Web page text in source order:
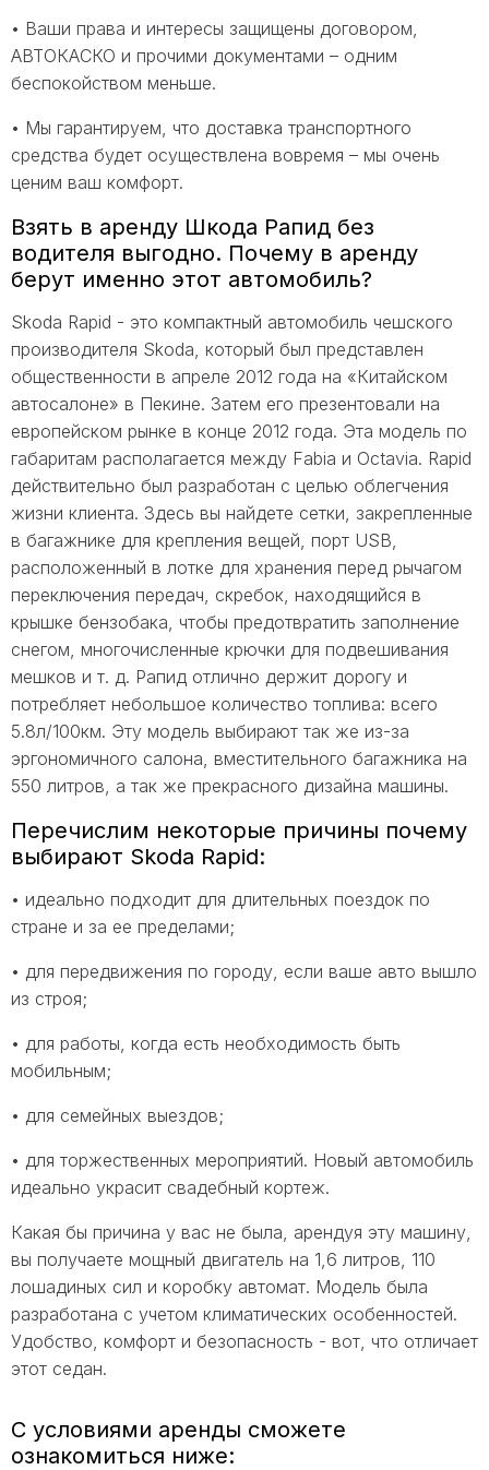
• Ваши права и интересы защищены договором,
АВТОКАСКО и прочими документами – одним
беспокойством меньше.
• Мы гарантируем, что доставка транспортного
средства будет осуществлена вовремя – мы очень
ценим ваш комфорт.
Взять в аренду Шкода Рапид без
водителя выгодно. Почему в аренду
берут именно этот автомобиль?
Skoda Rapid - это компактный автомобиль чешского
производителя Skoda, который был представлен
общественности в апреле 2012 года на «Китайском
автосалоне» в Пекине. Затем его презентовали на
европейском рынке в конце 2012 года. Эта модель по
габаритам располагается между Fabia и Octavia. Rapid
действительно был разработан с целью облегчения
жизни клиента. Здесь вы найдете сетки, закрепленные
в багажнике для крепления вещей, порт USB,
расположенный в лотке для хранения перед рычагом
переключения передач, скребок, находящийся в
крышке бензобака, чтобы предотвратить заполнение
снегом, многочисленные крючки для подвешивания
мешков и т. д. Рапид отлично держит дорогу и
потребляет небольшое количество топлива: всего
5.8л/100км. Эту модель выбирают так же из-за
эргономичного салона, вместительного багажника на
550 литров, а так же прекрасного дизайна машины.
Перечислим некоторые причины почему
выбирают Skoda Rapid:
• идеально подходит для длительных поездок по
стране и за ее пределами;
• для передвижения по городу, если ваше авто вышло
из строя;
• для работы, когда есть необходимость быть
мобильным;
• для семейных выездов;
• для торжественных мероприятий. Новый автомобиль
идеально украсит свадебный кортеж.
Какая бы причина у вас не была, арендуя эту машину,
вы получаете мощный двигатель на 1,6 литров, 110
лошадиных сил и коробку автомат. Модель была
разработана с учетом климатических особенностей.
Удобство, комфорт и безопасность - вот, что отличает
этот седан.
С условиями аренды сможете
ознакомиться ниже: